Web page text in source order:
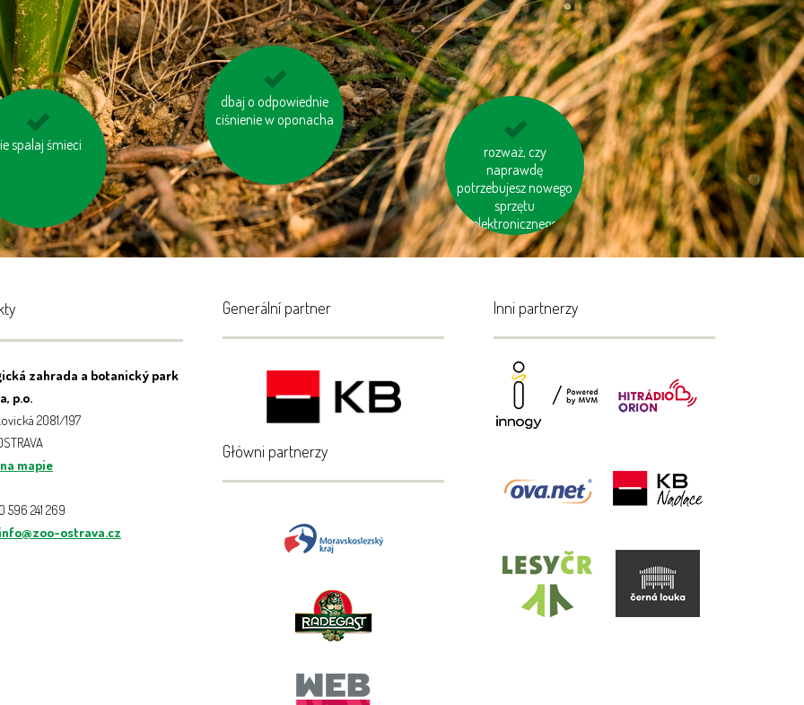
spalaj śmieci
energię
dbaj o odpowiednie
ciśnienie w oponacha
używaj ekologicznej
chemii domowej
rozważ, czy
naprawdę
potrzebujesz nowego
sprzętu
elektronicznego
pomyśl o „ukrytej
wodzie“ w produktac
zahrada a botanický park
p.o.
2081/197
mapie
596 241 269
info@zoo-ostrava.cz
Generální partner
Główni partnerzy
Inni partnerzy